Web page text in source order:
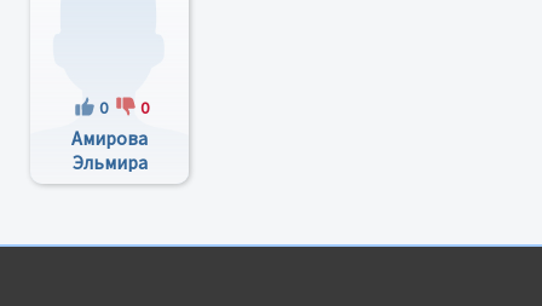
0 0
Амирова
Эльмира
Фаиловна